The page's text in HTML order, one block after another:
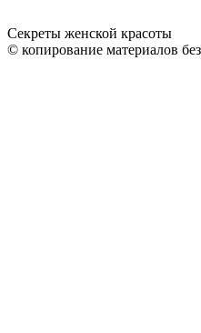
Секреты женской красоты
© копирование материалов